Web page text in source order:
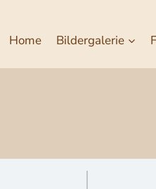
Home Bildergalerie